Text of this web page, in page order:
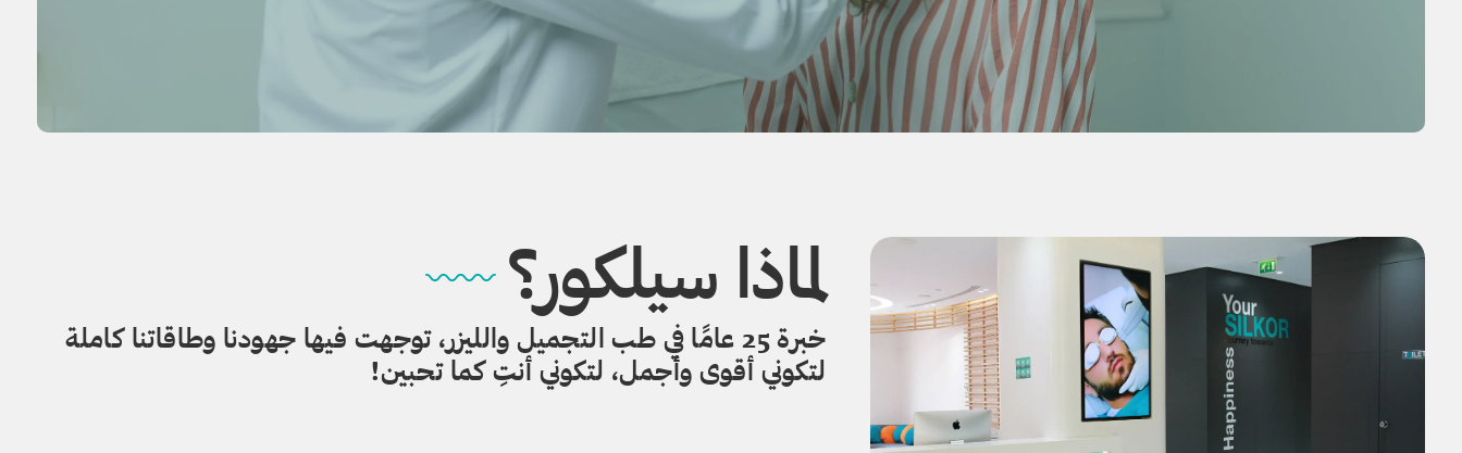
لماذا سيلكور؟
خبرة 25 عامًا في طب التجميل والليزر، توجهت فيها جهودنا وطاقاتنا كاملة
لتكوني أقوى وأجمل، لتكوني أنتِ كما تحبين!